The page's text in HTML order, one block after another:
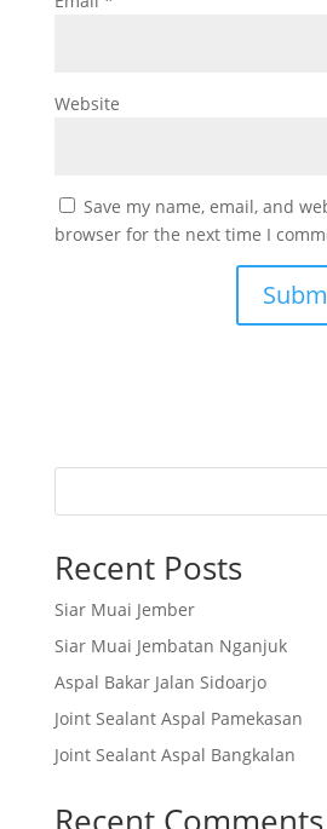
Website
Save my name, email, and
browser for the next time I
Recent Posts
Siar Muai Jember
Siar Muai Jembatan Nganjuk
Aspal Bakar Jalan Sidoarjo
Joint Sealant Aspal Pamekasan
Joint Sealant Aspal Bangkalan